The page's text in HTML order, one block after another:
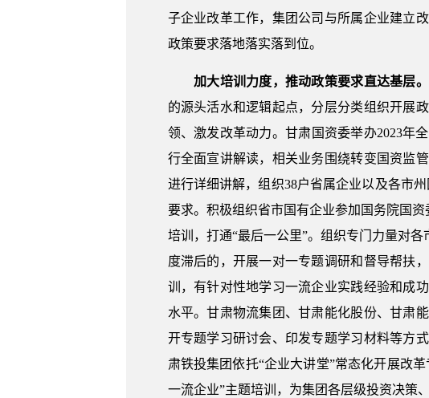
子企业改革工作，集团公司与所属企业建立
政策要求落地落实落到位。
加大培训力度，推动政策要求直达基层。
的源头活水和逻辑起点，分层分类组织开展
领、激发改革动力。甘肃国资委举办2023年
行全面宣讲解读，相关业务围绕转变国资监
进行详细讲解，组织38户省属企业以及各市
要求。积极组织省市国有企业参加国务院国
培训，打通“最后一公里”。组织专门力量对
度滞后的，开展一对一专题调研和督导帮扶
训，有针对性地学习一流企业实践经验和成
水平。甘肃物流集团、甘肃能化股份、甘肃
开专题学习研讨会、印发专题学习材料等方
肃铁投集团依托“企业大讲堂”常态化开展改
一流企业”主题培训，为集团各层级投资决策